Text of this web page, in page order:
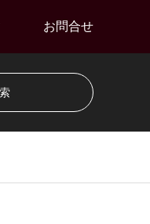
お問合せ